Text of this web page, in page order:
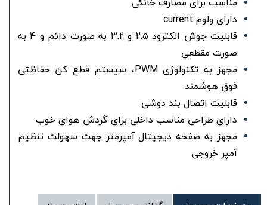
دارای ولوم current
قابلیت جوش الکترود ۲.۵ و ۳.۲ به صورت دائم و ۴ به
صورت مقطعی
مجهز به تکنولوژی PWM، سیستم قطع کن حفاظتی
فوق هوشمند
قابلیت اتصال بند دوشی
دارای طراحی مناسب داخلی برای گردش هوای خوب
مجهز به صفحه دیجیتال آمپرمتر جهت سهولت تنظیم
آمپر خروجی